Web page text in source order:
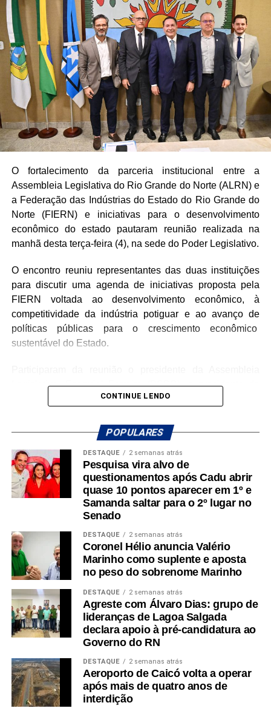
pilares de sustentação da economia local.
A proteção social também ganhou destaque com o início
da campanha “Agosto Lilás”, que celebra dez anos de
legislação estadual voltada ao combate à violência contra
a mulher. A necessidade de dar visibilidade aos dados de
segurança pública e fortalecer a rede de proteção foi
reforçada. Outras iniciativas legislativas mencionadas
incluíram a proposta de restrição à publicidade de
plataformas de apostas em espaços públicos e o
reconhecimento de manifestações culturais e botânicas,
como o crochê potiguar e plantas de tradições ancestrais,
como patrimônios imateriais do estado.
Por fim, questões relacionadas à infraestrutura hídrica em
escolas da zona rural e a importância de campanhas
educativas de saúde, como o combate ao câncer e o
incentivo ao aleitamento materno, completaram as
discussões do dia.
Participaram dos pronunciamentos os deputados
Cristiane Dantas (PSDB), Coronel Azevedo (PL),
Hermano Morais (MDB) e Divaneide Basílio (PT).
O fortalecimento da parceria institucional entre a
Assembleia Legislativa do Rio Grande do Norte (ALRN) e
a Federação das Indústrias do Estado do Rio Grande do
Norte (FIERN) e iniciativas para o desenvolvimento
econômico do estado pautaram reunião realizada na
manhã desta terça-feira (4), na sede do Poder Legislativo.
O encontro reuniu representantes das duas instituições
para discutir uma agenda de iniciativas proposta pela
FIERN voltada ao desenvolvimento econômico, à
competitividade da indústria potiguar e ao avanço de
políticas públicas para o crescimento econômico
sustentável do Estado.
Legislativa, Ezequiel Ferreira (PSDB), o presidente da
FIERN, Roberto Serquiz, além de representantes de
do Sinduscon/RN e do Coere, Sérgio Henrique Andrade
de Azevedo, o presidente do Sinecim e do Coema,
Marcelo Caetano Rosado Maia, a coordenadora
executiva de Relações Institucionais e com Mercado da
FIERN, Ana Adalgisa Dias Paulino, o assessor técnico do
Observatório da Indústria, Pedro Albuquerque, o
procurador-geral da Assembleia Legislativa, Renato
Guerra, e Sérgio Freire, assessor jurídico da FIERN.
Durante a reunião, os participantes destacaram a
importância da aproximação permanente entre o Poder
soluções que favoreçam o ambiente de negócios, a
geração de emprego e renda e a atração de novos
investimentos.
O presidente Roberto Serquiz destacou a agenda de
desenvolvimento proposta pela FIERN que aponta para
iniciativas nas áreas de infraestrutura e regulatória com o
objetivo de incentivar o crescimento da indústria.
CONTINUE LENDO
POPULARES
DESTAQUE 2 semanas atrás
Pesquisa vira alvo de
questionamentos após Cadu abrir
quase 10 pontos aparecer em 1º e
Samanda saltar para o 2º lugar no
Senado
DESTAQUE 2 semanas atrás
Coronel Hélio anuncia Valério
Marinho como suplente e aposta
no peso do sobrenome Marinho
DESTAQUE 2 semanas atrás
Agreste com Álvaro Dias: grupo de
lideranças de Lagoa Salgada
declara apoio à pré-candidatura ao
Governo do RN
DESTAQUE 2 semanas atrás
Aeroporto de Caicó volta a operar
após mais de quatro anos de
interdição